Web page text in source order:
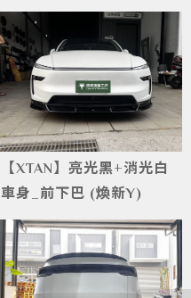
【XTAN】亮光黑+消光白
車身_前下巴 (煥新Y)